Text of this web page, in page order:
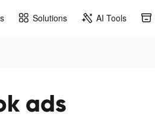
Solutions AI Tools
ads